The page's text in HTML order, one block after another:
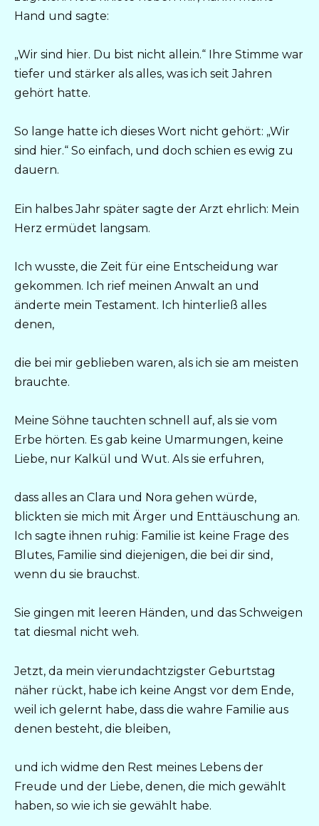
Hand und sagte:
„Wir sind hier. Du bist nicht allein.“ Ihre Stimme war
tiefer und stärker als alles, was ich seit Jahren
gehört hatte.
So lange hatte ich dieses Wort nicht gehört: „Wir
sind hier.“ So einfach, und doch schien es ewig zu
dauern.
Ein halbes Jahr später sagte der Arzt ehrlich: Mein
Herz ermüdet langsam.
Ich wusste, die Zeit für eine Entscheidung war
gekommen. Ich rief meinen Anwalt an und
änderte mein Testament. Ich hinterließ alles
denen,
die bei mir geblieben waren, als ich sie am meisten
brauchte.
Meine Söhne tauchten schnell auf, als sie vom
Erbe hörten. Es gab keine Umarmungen, keine
Liebe, nur Kalkül und Wut. Als sie erfuhren,
dass alles an Clara und Nora gehen würde,
blickten sie mich mit Ärger und Enttäuschung an.
Ich sagte ihnen ruhig: Familie ist keine Frage des
Blutes, Familie sind diejenigen, die bei dir sind,
wenn du sie brauchst.
Sie gingen mit leeren Händen, und das Schweigen
tat diesmal nicht weh.
Jetzt, da mein vierundachtzigster Geburtstag
näher rückt, habe ich keine Angst vor dem Ende,
weil ich gelernt habe, dass die wahre Familie aus
denen besteht, die bleiben,
und ich widme den Rest meines Lebens der
Freude und der Liebe, denen, die mich gewählt
haben, so wie ich sie gewählt habe.